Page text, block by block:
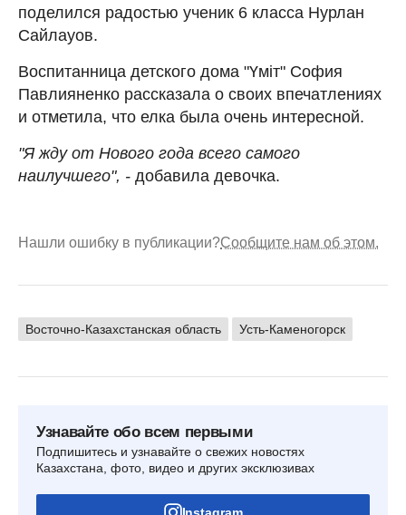
поделился радостью ученик 6 класса Нурлан
Сайлауов.
Воспитанница детского дома "Үміт" София
Павлияненко рассказала о своих впечатлениях
и отметила, что елка была очень интересной.
"Я жду от Нового года всего самого
наилучшего", - добавила девочка.
Нашли ошибку в публикации?Сообщите нам об этом.
Восточно-Казахстанская область Усть-Каменогорск
Узнавайте обо всем первыми
Подпишитесь и узнавайте о свежих новостях
Казахстана, фото, видео и других эксклюзивах
Instagram